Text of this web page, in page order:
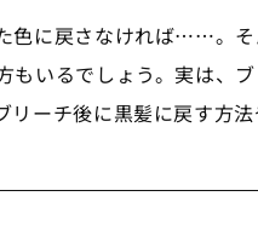
色に戻さなければ……。
いるでしょう。実は、
ーチ後に黒髪に戻す方法